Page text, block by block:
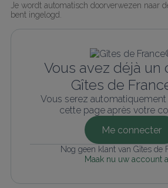
Je wordt automatisch doorverwezen naar
bent ingelogd.
Vous avez déjà un
Gîtes de
Vous serez automatiquement
cette page après votre
Me connecter
Nog geen klant van Gîtes de
Maak nu uw account